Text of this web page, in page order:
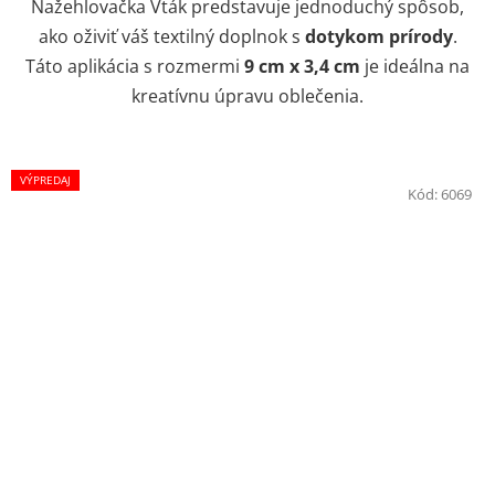
Nažehlovačka Vták predstavuje jednoduchý spôsob,
ako oživiť váš textilný doplnok s dotykom prírody.
Táto aplikácia s rozmermi 9 cm x 3,4 cm je ideálna na
kreatívnu úpravu oblečenia.
VÝPREDAJ
Kód:6069